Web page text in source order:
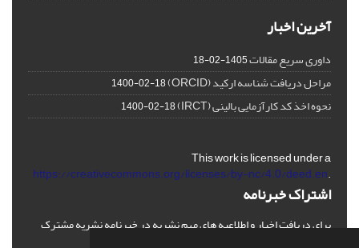
آخرین اخبار
داوری سریع مقالات1405-02-18
مراحل دریافت شناسه ارکید (ORCID) 1400-02-18
نحوه اخذ کد کارآزمایی بالینی (IRCT) 1400-02-18
This work is licensed under a
https://creativecommons.org/licenses/by-nc/4.0/deed.en.
اشتراک خبرنامه
برای دریافت اخبار و اطلاعیه های مهم نشریه در خبرنامه نشریه مشترک